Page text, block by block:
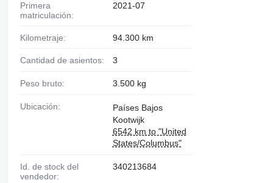
Primera
matriculación:
2021-07
Kilometraje: 94.300 km
Cantidad de asientos: 3
Peso bruto: 3.500 kg
Ubicación:
Países Bajos
Kootwijk
6542 km to "United
States/Columbus"
Id. de stock del
vendedor:
340213684